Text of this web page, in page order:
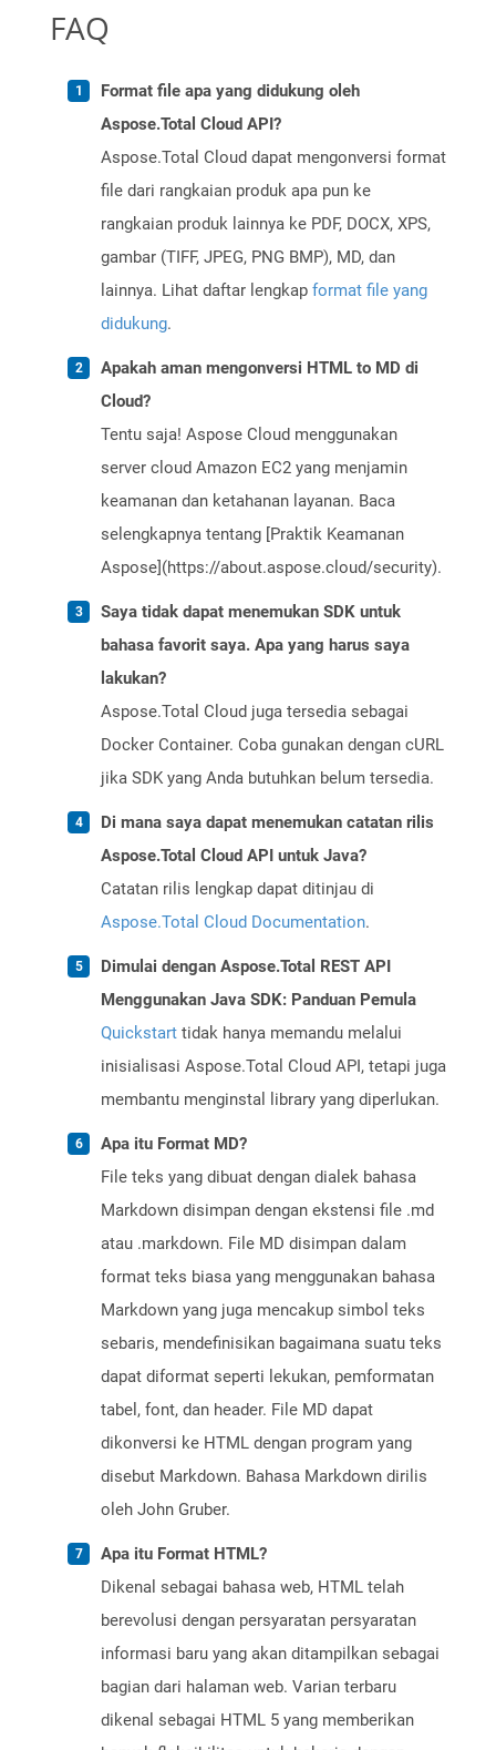
FAQ
Format file apa yang didukung oleh
Aspose.Total Cloud API?
Aspose.Total Cloud dapat mengonversi format
file dari rangkaian produk apa pun ke
rangkaian produk lainnya ke PDF, DOCX, XPS,
gambar (TIFF, JPEG, PNG BMP), MD, dan
lainnya. Lihat daftar lengkap format file yang
didukung.
Apakah aman mengonversi HTML to MD di
Cloud?
Tentu saja! Aspose Cloud menggunakan
server cloud Amazon EC2 yang menjamin
keamanan dan ketahanan layanan. Baca
selengkapnya tentang [Praktik Keamanan
Aspose](https://about.aspose.cloud/security).
Saya tidak dapat menemukan SDK untuk
bahasa favorit saya. Apa yang harus saya
lakukan?
Aspose.Total Cloud juga tersedia sebagai
Docker Container. Coba gunakan dengan cURL
jika SDK yang Anda butuhkan belum tersedia.
Di mana saya dapat menemukan catatan rilis
Aspose.Total Cloud API untuk Java?
Catatan rilis lengkap dapat ditinjau di
Aspose.Total Cloud Documentation.
Dimulai dengan Aspose.Total REST API
Menggunakan Java SDK: Panduan Pemula
Quickstart tidak hanya memandu melalui
inisialisasi Aspose.Total Cloud API, tetapi juga
membantu menginstal library yang diperlukan.
Apa itu Format MD?
File teks yang dibuat dengan dialek bahasa
Markdown disimpan dengan ekstensi file .md
atau .markdown. File MD disimpan dalam
format teks biasa yang menggunakan bahasa
Markdown yang juga mencakup simbol teks
sebaris, mendefinisikan bagaimana suatu teks
dapat diformat seperti lekukan, pemformatan
tabel, font, dan header. File MD dapat
dikonversi ke HTML dengan program yang
disebut Markdown. Bahasa Markdown dirilis
oleh John Gruber.
Apa itu Format HTML?
Dikenal sebagai bahasa web, HTML telah
berevolusi dengan persyaratan persyaratan
informasi baru yang akan ditampilkan sebagai
bagian dari halaman web. Varian terbaru
dikenal sebagai HTML 5 yang memberikan